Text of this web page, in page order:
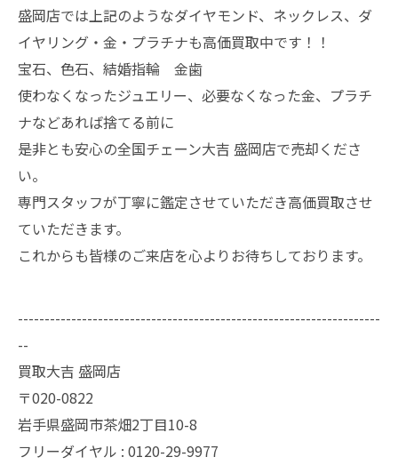
盛岡店では上記のようなダイヤモンド、ネックレス、ダ
イヤリング・金・プラチナも高価買取中です！！
宝石、色石、結婚指輪 金歯
使わなくなったジュエリー、必要なくなった金、プラチ
ナなどあれば捨てる前に
是非とも安心の全国チェーン大吉 盛岡店で売却くださ
い。
専門スタッフが丁寧に鑑定させていただき高価買取させ
ていただきます。
これからも皆様のご来店を心よりお待ちしております。
--------------------------------------------------------------------
--
買取大吉 盛岡店
〒020-0822
岩手県盛岡市茶畑2丁目10-8
フリーダイヤル : 0120-29-9977